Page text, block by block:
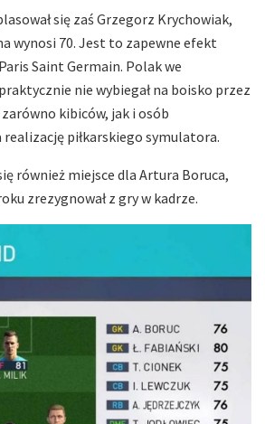
się zaś Grzegorz Krychowiak,
wynosi 70. Jest to zapewne efekt
Saint Germain. Polak we
nie wybiegał na boisko przez
kibiców, jak i osób
piłkarskiego symulatora.
również miejsce dla Artura Boruca,
zrezygnował z gry w kadrze.